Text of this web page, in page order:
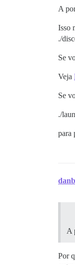
A
Isso
./
Se
Veja
Se
./
para
A
Por